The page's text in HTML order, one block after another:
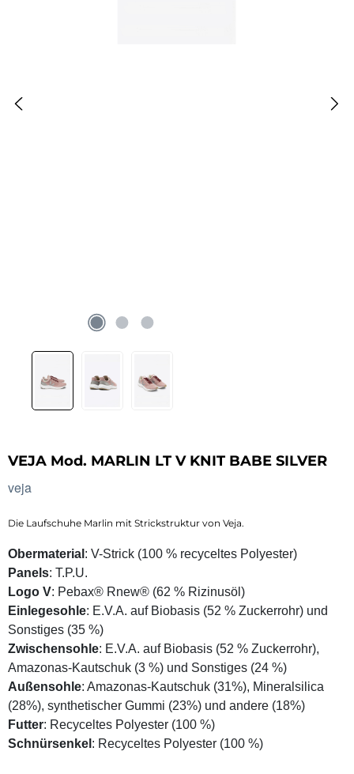
VEJA Mod. MARLIN LT V KNIT BABE SILVER
veja
Die Laufschuhe Marlin mit Strickstruktur von Veja.
Obermaterial : V-Strick (100 % recyceltes Polyester)
Panels: T.P.U.
Logo V: Pebax® Rnew® (62 % Rizinusöl)
Einlegesohle: E.V.A. auf Biobasis (52 % Zuckerrohr) und
Sonstiges (35 %)
Zwischensohle: E.V.A. auf Biobasis (52 % Zuckerrohr),
Amazonas-Kautschuk (3 %) und Sonstiges (24 %)
Außensohle: Amazonas-Kautschuk (31%), Mineralsilica
(28%), synthetischer Gummi (23%) und andere (18%)
Futter: Recyceltes Polyester (100 %)
Schnürsenkel : Recyceltes Polyester (100 %)